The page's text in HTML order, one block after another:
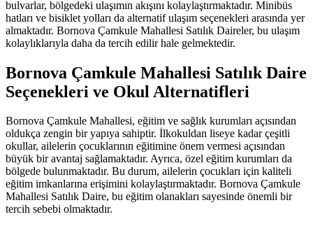
bulvarlar, bölgedeki ulaşımın akışını kolaylaştırmaktadır. Minibüs
hatları ve bisiklet yolları da alternatif ulaşım seçenekleri arasında yer
almaktadır. Bornova Çamkule Mahallesi Satılık Daireler, bu ulaşım
kolaylıklarıyla daha da tercih edilir hale gelmektedir.
Bornova Çamkule Mahallesi Satılık Daire
Seçenekleri ve Okul Alternatifleri
Bornova Çamkule Mahallesi, eğitim ve sağlık kurumları açısından
oldukça zengin bir yapıya sahiptir. İlkokuldan liseye kadar çeşitli
okullar, ailelerin çocuklarının eğitimine önem vermesi açısından
büyük bir avantaj sağlamaktadır. Ayrıca, özel eğitim kurumları da
bölgede bulunmaktadır. Bu durum, ailelerin çocukları için kaliteli
eğitim imkanlarına erişimini kolaylaştırmaktadır. Bornova Çamkule
Mahallesi Satılık Daire, bu eğitim olanakları sayesinde önemli bir
tercih sebebi olmaktadır.